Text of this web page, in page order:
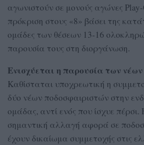
αγωνιστούν σε μονούς αγώνες
πρόκριση στους «8» βάσει της
ομάδες των θέσεων 13-16
παρουσία τους στη διοργάνωση.
Ενισχύεται η παρουσία των
Καθίσταται υποχρεωτική η
δύο νέων ποδοσφαιριστών στην
ομάδας, αντί ενός που ίσχυε
σημαντική αλλαγή αφορά σε
έχουν δικαίωμα συμμετοχής στις